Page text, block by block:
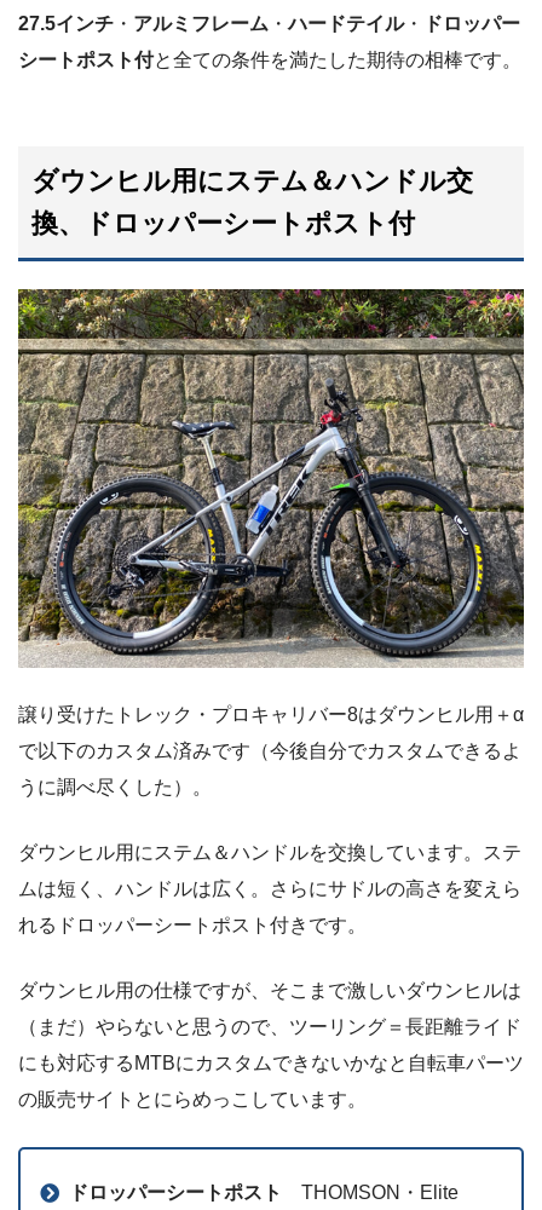
27.5インチ ・ アルミフレーム ・ハードテイル・
ドロッパー
シートポスト付と全ての条件を満たした期待の相棒です。
ダウンヒル用にステム＆ハンドル交
換、ドロッパーシートポスト付
譲り受けたトレック・プロキャリバー8はダウンヒル用＋α
で以下のカスタム済みです（今後自分でカスタムできるよ
うに調べ尽くした）。
ダウンヒル用にステム＆ハンドルを交換しています。ステ
ムは短く、ハンドルは広く。さらにサドルの高さを変えら
れるドロッパーシートポスト付きです。
ダウンヒル用の仕様ですが、そこまで激しいダウンヒルは
（まだ）やらないと思うので、ツーリング＝長距離ライド
にも対応するMTBにカスタムできないかなと自転車パーツ
の販売サイトとにらめっこしています。
ドロッパーシートポスト
THOMSON・Elite